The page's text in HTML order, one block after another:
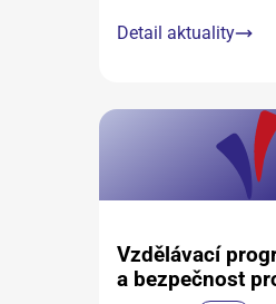
Detail aktuality
Vzdělávací
a bezpečnost